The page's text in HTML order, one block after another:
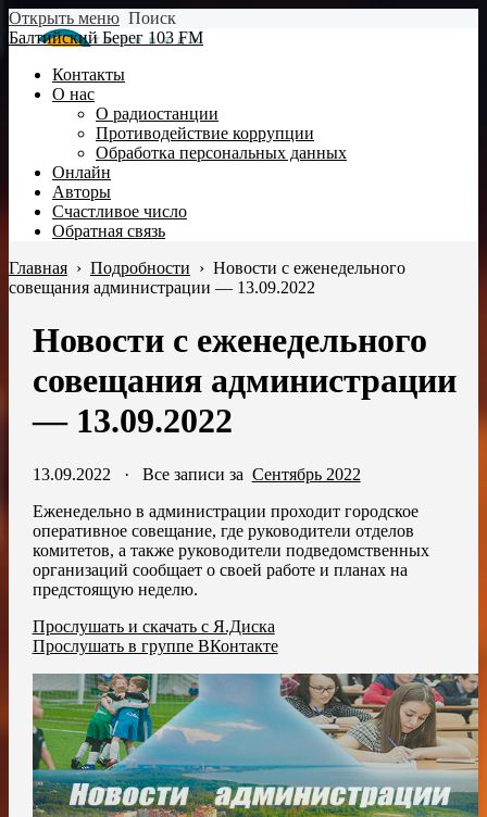
Открыть меню Поиск
Балтийский Берег 103 FM
Контакты
О нас
О радиостанции
Противодействие коррупции
Обработка персональных данных
Онлайн
Авторы
Счастливое число
Обратная связь
Главная › Подробности › Новости с еженедельного
совещания администрации — 13.09.2022
Новости с еженедельного
совещания администрации
— 13.09.2022
13.09.2022 · Все записи за Сентябрь 2022
Еженедельно в администрации проходит городское
оперативное совещание, где руководители отделов
комитетов, а также руководители подведомственных
организаций сообщает о своей работе и планах на
предстоящую неделю.
Прослушать и скачать с Я.Диска
Прослушать в группе ВКонтакте